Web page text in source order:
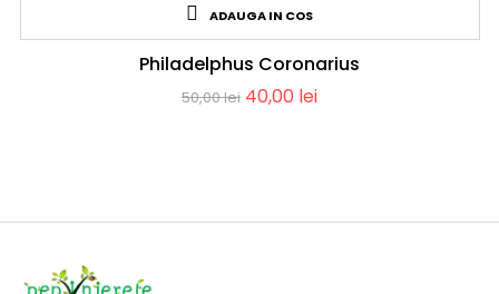
ADAUGA IN COS
Philadelphus Coronarius
50,00lei 40,00 lei